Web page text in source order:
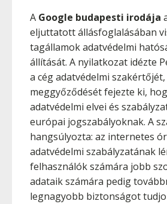
A Google budapesti irodája
eljuttatott állásfoglalásában
tagállamok adatvédelmi
állítását. A nyilatkozat idézte
a cég adatvédelmi
meggyőződését fejezte ki,
adatvédelmi elvei és
európai jogszabályoknak. A
hangsúlyozta: az internetes
adatvédelmi szabályzatának
felhasználók számára jobb
adataik számára pedig
legnagyobb biztonságot